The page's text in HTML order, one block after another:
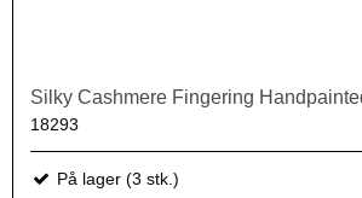
Silky Cashmere Fingering
18293
På lager (3 stk.)